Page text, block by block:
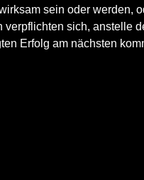
sein oder werden,
sich, anstelle
Erfolg am nächsten